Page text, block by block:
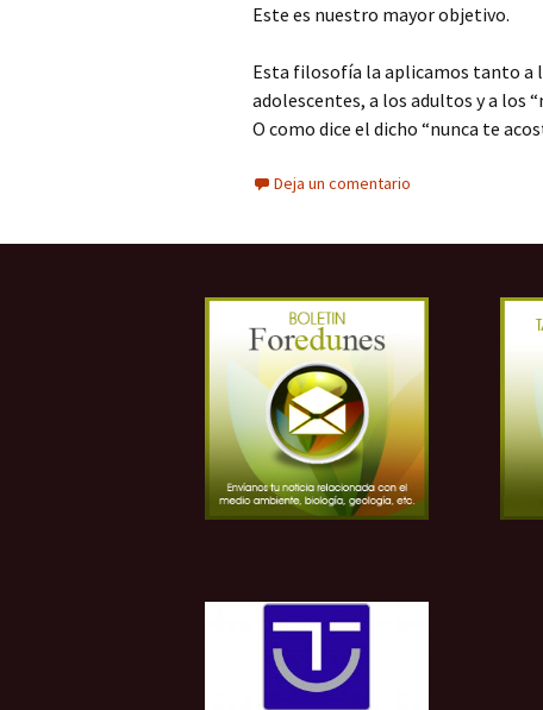
Este es nuestro mayor objetivo.
Esta filosofía la aplicamos tanto a
adolescentes, a los adultos y a los
O como dice el dicho “nunca te
Deja un comentario